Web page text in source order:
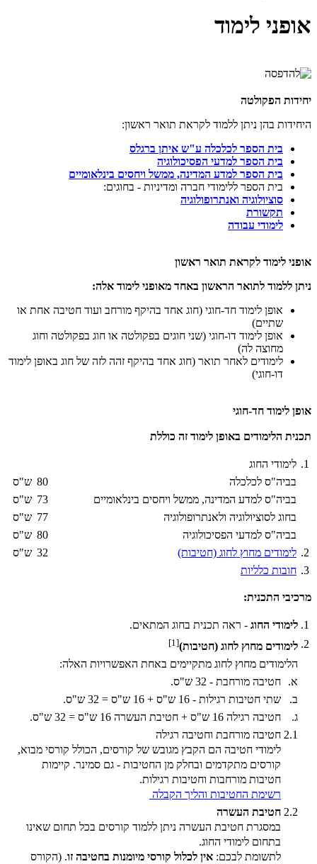
אופני לימוד
יחידות הפקולטה
היחידות בהן ניתן ללמוד לקראת תואר ראשון:
בית הספר לכלכלה ע"ש איתן ברגלס
בית הספר למדעי הפסיכולוגיה
בית הספר למדע המדינה, ממשל ויחסים בינלאומיים
בית הספר ללימודי חברה ומדיניות - בחוגים:
סוציולוגיה ואנתרופולוגיה
תקשורת
לימודי עבודה
אופני לימוד לקראת תואר ראשון
ניתן ללמוד לתואר הראשון באחד מאופני לימוד אלה:
אופן לימוד חד-חוגי (חוג אחד בהיקף מורחב ועוד חטיבה אחת או
שתיים)
אופן לימוד דו-חוגי (שני חוגים בפקולטה או חוג בפקולטה וחוג
מחוצה לה)
לימודים לאחר תואר (חוג אחד בהיקף זהה לזה של חוג באופן לימוד
דו-חוגי)
אופן לימוד חד-חוגי
תכנית הלימודים באופן לימוד זה כוללת
1.
לימודי החוג
בביה"ס לכלכלה
80 ש"ס
בביה"ס למדע המדינה, ממשל ויחסים בינלאומיים
73 ש"ס
בחוג לסוציולוגיה ולאנתרופולוגיה
77 ש"ס
בביה"ס למדעי הפסיכולוגיה
80 ש"ס
2.
לימודים מחוץ לחוג (חטיבות) 32 ש"ס
3. חובות כלליות
מרכיבי התכנית:
1. לימודי החוג - ראה תכנית בחוג המתאים.
2. לימודים מחוץ לחוג (חטיבות)[1]
הלימודים מחוץ לחוג מתקיימים באחת האפשרויות האלה:
א.
חטיבה מורחבת - 32 ש"ס.
ב.
שתי חטיבות רגילות - 16 ש"ס + 16 ש"ס = 32 ש"ס.
ג.
חטיבה רגילה 16 ש"ס + חטיבת העשרה 16 ש"ס = 32 ש"ס.
2.1 חטיבה מורחבת וחטיבה רגילה
לימודי חטיבה הם הקבץ מגובש של קורסים, הכולל קורסי מבוא,
קורסים מתקדמים ובחלק מן החטיבות - גם סמינר. קיימות
חטיבות מורחבות וחטיבות רגילות.
רשימת החטיבות והליך הקבלה
2.2 חטיבת העשרה
במסגרת חטיבת העשרה ניתן ללמוד קורסים בכל תחום שאינו
בתחום לימודי החוג.
לתשומת לבכם: אין לכלול קורסי מיומנות בחטיבה זו. (הקורס